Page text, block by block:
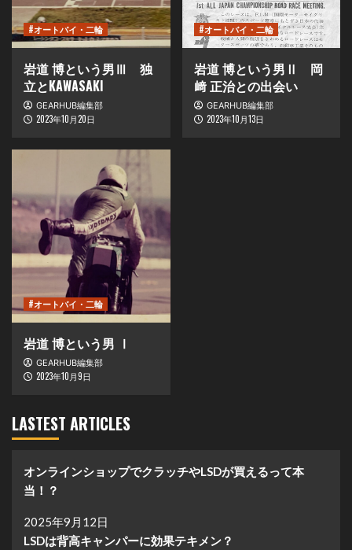
#オートバイ・二輪
岩道 博という男Ⅲ 独
立とKAWASAKI
GEARHUB編集部
2023年10月20日
#オートバイ・二輪
岩道 博という男Ⅱ 岡
﨑 正治との出会い
GEARHUB編集部
2023年10月13日
#オートバイ・二輪
岩道 博という男 Ⅰ
GEARHUB編集部
2023年10月9日
LASTEST ARTICLES
オンラインショップでクラッチやLSDが買えるって本
当！？
2025年9月12日
LSDは背高キャンパーに効果テキメン？